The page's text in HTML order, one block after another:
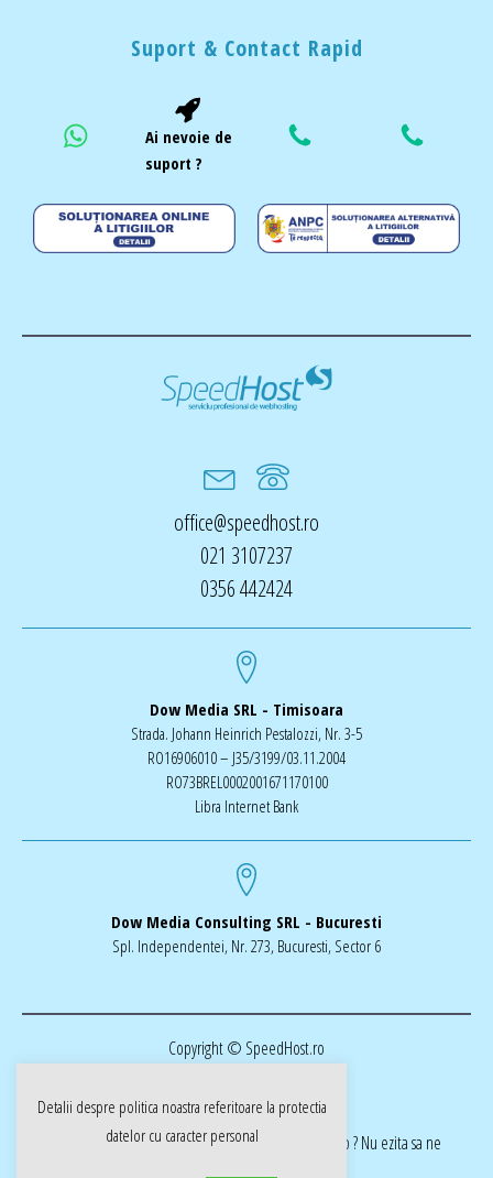
Suport & Contact Rapid
Ai nevoie de
suport ?
office@speedhost.ro
021 3107237
0356 442424
Dow Media SRL - Timisoara
Strada. Johann Heinrich Pestalozzi, Nr. 3-5
RO16906010 – J35/3199/03.11.2004
RO73BREL0002001671170100
Libra Internet Bank
Dow Media Consulting SRL - Bucuresti
Spl. Independentei, Nr. 273, Bucuresti, Sector 6
Copyright © SpeedHost.ro
realizat de Dow Media | ai nevoie de o pagina web ? Nu ezita sa ne
Detalii despre politica noastra referitoare la protectia
datelor cu caracter personal